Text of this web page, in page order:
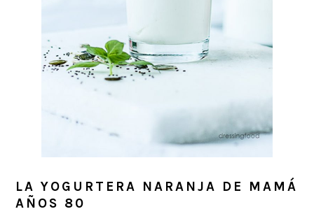
LA YOGURTERA NARANJA DE MAMÁ
AÑOS 80